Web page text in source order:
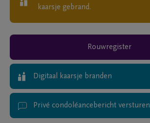
kaarsje gebrand.
Rouwregister
Digitaal kaarsje branden
Privé condoléancebericht versturen